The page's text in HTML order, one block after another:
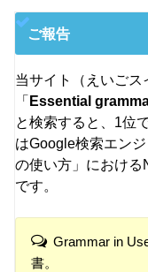
ご報告
当サイト（えいごス
「 Essential
と検索すると、1位
はGoogle検索エン
の使い方」における
です。
Grammar in
書。